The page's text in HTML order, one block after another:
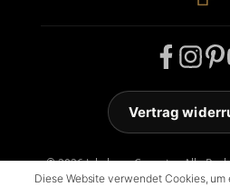
© 2026 Jakobson Carpets - Alle
Vertrag
Diese Website verwendet Cookies,